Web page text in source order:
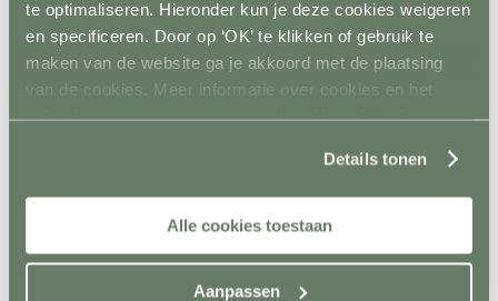
te optimaliseren. Hieronder kun je deze cookies weigeren
en specificeren. Door op ‘OK’ te klikken of gebruik te
maken van de website ga je akkoord met de plaatsing
van de cookies. Meer informatie over cookies en het
gebruik van persoonsgegevens door Horsefriend
Details tonen
Alle cookies toestaan
Aanpassen
Metalen poorten
Ruiven
Drinkbakken en watervaten
Bodemverbetering
Rijhal / Rijbak
Bodembewerking
Opstijghulp
Ventilatoren